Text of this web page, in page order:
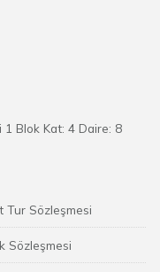
1 Blok Kat: 4 Daire: 8
Tur Sözleşmesi
Sözleşmesi